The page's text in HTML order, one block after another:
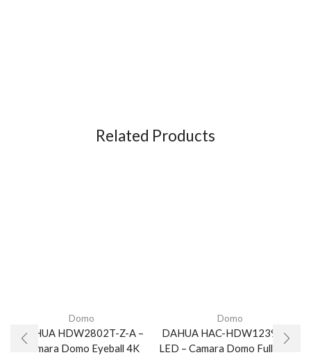
Related Products
Domo
DAHUA HDW2802T-Z-A –
Camara Domo Eyeball 4K
Domo
DAHUA HAC-HDW1239T-A-
LED – Camara Domo Full Color